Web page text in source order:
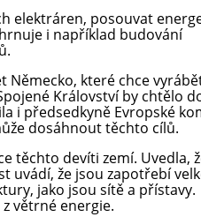
elektráren, posouvat
i například budování
Německo, které chce
Království by chtělo
i předsedkyně Evropské
dosáhnout těchto cílů.
těchto devíti zemí. Uvedla,
uvádí, že jsou zapotřebí
jako jsou sítě a přístavy.
větrné energie.